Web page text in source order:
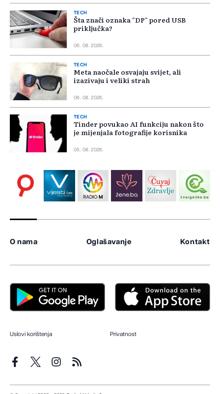
TECH
Šta znači oznaka "DP" pored USB
priključka?
06. 08. 2026.
TECH
Meta naočale osvajaju svijet, ali
izazivaju i veliki strah
06. 08. 2026.
TECH
Tinder povukao AI funkciju nakon što
je mijenjala fotografije korisnika
05. 08. 2026.
O nama Oglašavanje Kontakt
Uslovi korištenja Privatnost